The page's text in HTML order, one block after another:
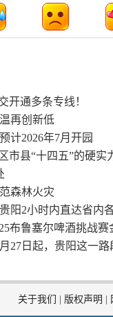
开通多条专线！
再创新低
计2026年7月开园
市县“十四五”的硬实
森林火灾
阳2小时内直达省内各
布鲁塞尔啤酒挑战赛
27日起，贵阳这一
关于我们 版权声明